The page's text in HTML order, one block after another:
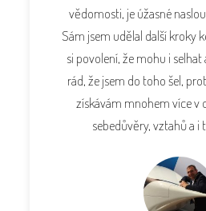
vědomosti, je úžasné
Sám jsem udělal další kroky
si povolení, že mohu i
rád, že jsem do toho šel,
získávám mnohem více v
sebedůvěry, vztahů a i